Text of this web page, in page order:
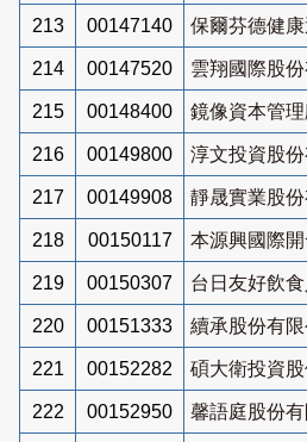
213 00147140 保爾芬德健
214 00147520 雲翔國際股份
215 00148400 鏡像資本管
216 00149800 淳文投資股份
217 00149908 靜晟實業股份
218 00150117 本源興國際
219 00150307 台日友好飲
220 00151333 續承股份有限
221 00152282 碩大衛投資
222 00152950 馨語庭股份有